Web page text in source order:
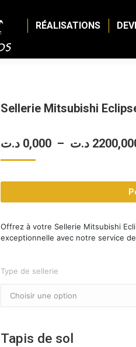
RÉALISATIONS
Sellerie Mitsubishi
0,000 د.ت – د.ت
Offrez à votre Sellerie Mitsubishi
exceptionnelle avec notre service
Type de sellerie
Tapis de sol